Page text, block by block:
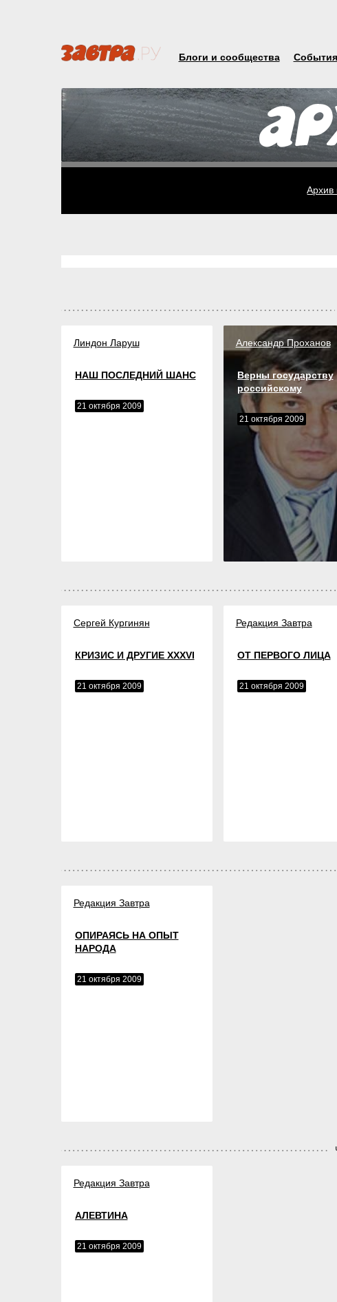
Блоги и сообщества События
Архив
Линдон Ларуш
НАШ ПОСЛЕДНИЙ ШАНС
21 октября 2009
Александр Проханов
Верны государству
российскому
21 октября 2009
Сергей Кургинян
КРИЗИС И ДРУГИЕ XXXVI
21 октября 2009
Редакция Завтра
ОТ ПЕРВОГО ЛИЦА
21 октября 2009
Редакция Завтра
ОПИРАЯСЬ НА ОПЫТ
НАРОДА
21 октября 2009
Редакция Завтра
АЛЕВТИНА
21 октября 2009